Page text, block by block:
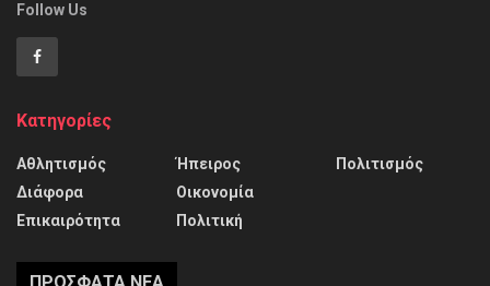
Follow Us
Κατηγορίες
Αθλητισμός
Διάφορα
Επικαιρότητα
Ήπειρος
Οικονομία
Πολιτική
Πολιτισμός